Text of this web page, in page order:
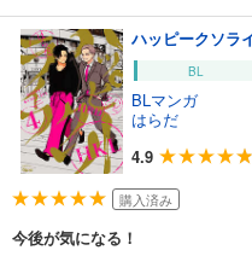
ハッピークソラ
BL
BLマンガ
はらだ
4.9
購入済み
今後が気になる！